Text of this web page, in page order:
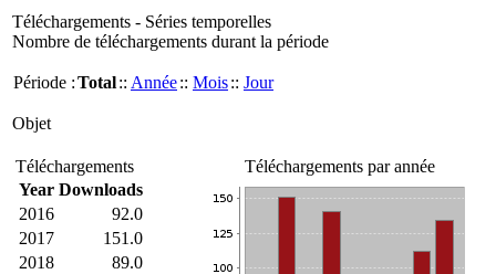
Téléchargements - Séries temporelles
Nombre de téléchargements durant la période
Période :Total:: Année:: Mois:: Jour
Objet
Téléchargements
Year Downloads
2016
92.0
2017
151.0
2018
89.0
Téléchargements par année